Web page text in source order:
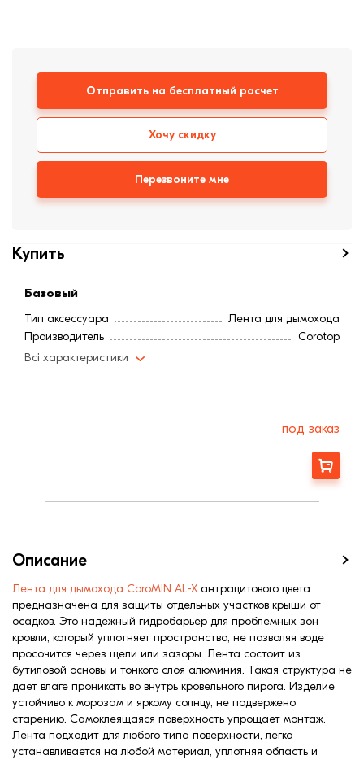
Строительные
смеси
Отправить на бесплатный расчет
Хочу скидку
Перезвоните мне
Купить
Базовый
Тип аксессуара
Лента для дымохода
Производитель
Corotop
Всі характеристики
под заказ
Заказать
Описание
Лента для дымохода CoroMIN AL-X антрацитового цвета
предназначена для защиты отдельных участков крыши от
осадков. Это надежный гидробарьер для проблемных зон
кровли, который уплотняет пространство, не позволяя воде
просочится через щели или зазоры. Лента состоит из
бутиловой основы и тонкого слоя алюминия. Такая структура не
дает влаге проникать во внутрь кровельного пирога. Изделие
устойчиво к морозам и яркому солнцу, не подвержено
старению. Самоклеящаяся поверхность упрощает монтаж.
Лента подходит для любого типа поверхности, легко
устанавливается на любой материал, уплотняя область и